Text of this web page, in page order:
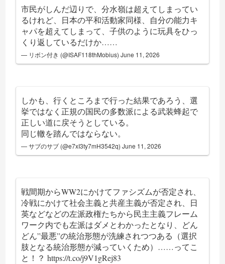
市民がしんだ辺りで、分水嶺は超えてしまってい
るけれど、日本の平和活動家同様、自分の能力キ
ャパを超えてしまって、子供のように玩具をひっ
くり返しているだけか……
— リボン付き (@ISAF118thMobius)June 11, 2026
しかも、行くところまで行った結果であろう、選
挙ではなく正規の国民の多数派による武装蜂起で
正しい道に戻そうとしている。
同じ轍を踏んではならない。
— サブのサブ (@e7xI3ty7mH3542q)June 11, 2026
戦間期からWW2にかけてファシズムが否定され、
冷戦にかけて社会主義と共産主義が否定され、日
英などなどの左派政権たちから民主主義フレーム
ワーク内でも左派はダメとわかったとなり、どん
どん”最悪”の統治形態が洗練されつつある（選択
肢となる統治形態が減っていくため）……ってこ
と！？https://t.co/j9V1gRej83